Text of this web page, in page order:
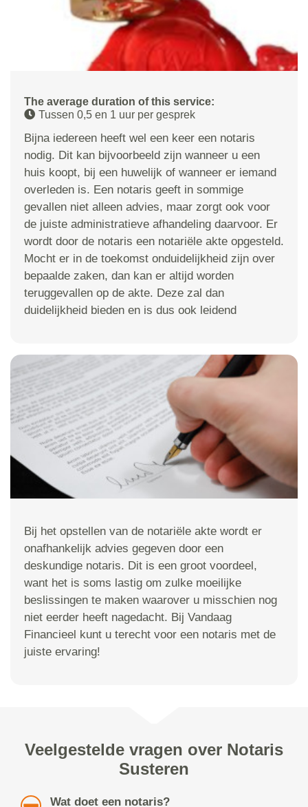
The average duration of this service:
Tussen 0,5 en 1 uur per gesprek
Bijna iedereen heeft wel een keer een notaris
nodig. Dit kan bijvoorbeeld zijn wanneer u een
huis koopt, bij een huwelijk of wanneer er iemand
overleden is. Een notaris geeft in sommige
gevallen niet alleen advies, maar zorgt ook voor
de juiste administratieve afhandeling daarvoor. Er
wordt door de notaris een notariële akte opgesteld.
Mocht er in de toekomst onduidelijkheid zijn over
bepaalde zaken, dan kan er altijd worden
teruggevallen op de akte. Deze zal dan
duidelijkheid bieden en is dus ook leidend
Bij het opstellen van de notariële akte wordt er
onafhankelijk advies gegeven door een
deskundige notaris. Dit is een groot voordeel,
want het is soms lastig om zulke moeilijke
beslissingen te maken waarover u misschien nog
niet eerder heeft nagedacht. Bij Vandaag
Financieel kunt u terecht voor een notaris met de
juiste ervaring!
Veelgestelde vragen over Notaris
Susteren
Wat doet een notaris?